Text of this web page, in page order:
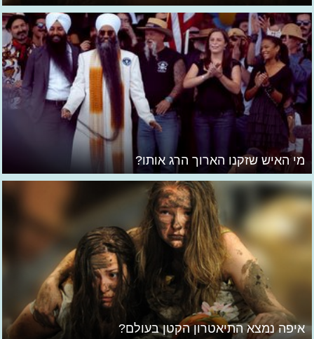
מי האיש שזקנו הארוך הרג אותו?
איפה נמצא התיאטרון הקטן בעולם?